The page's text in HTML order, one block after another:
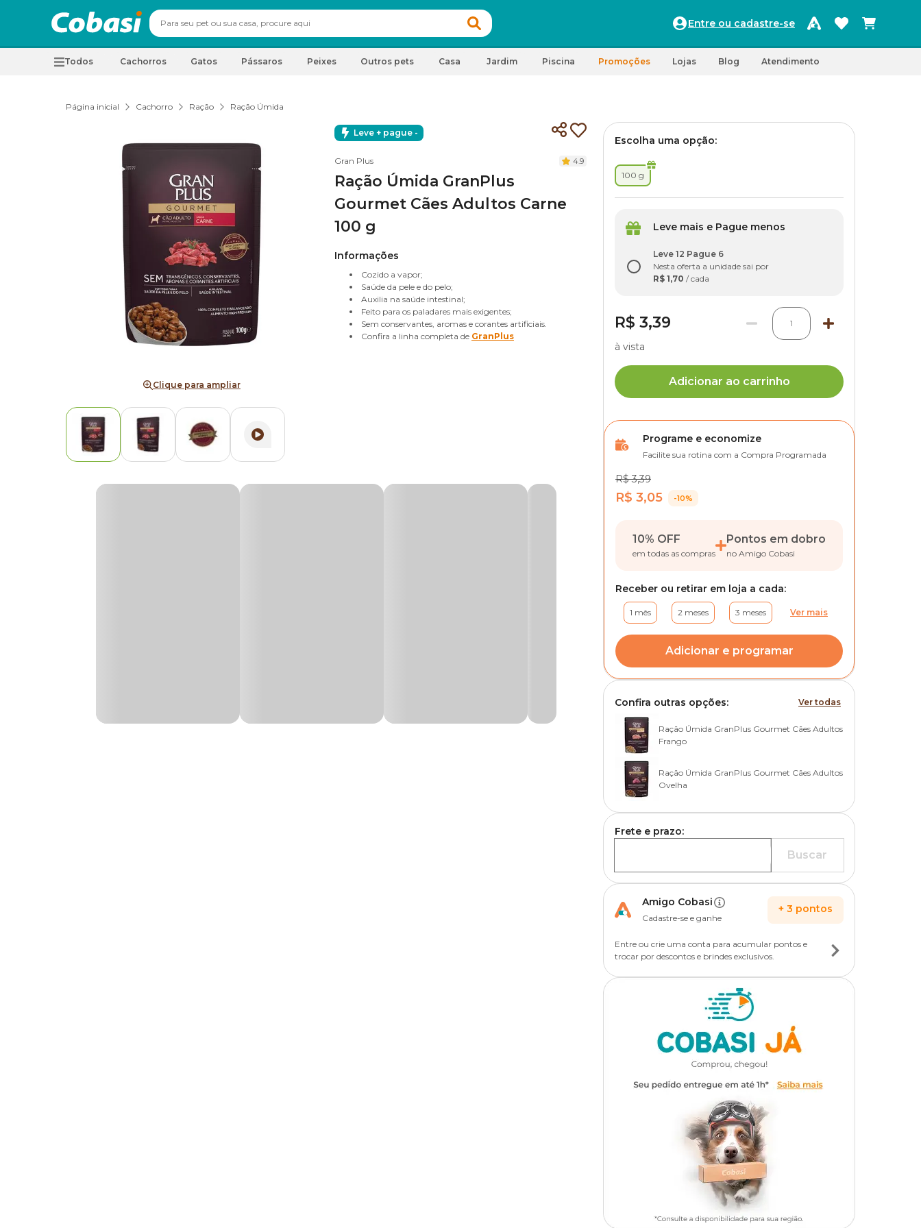
Entre ou cadastre-se
Todos Cachorros Gatos Pássaros Peixes Outros pets Casa Jardim Piscina Promoções Lojas Blog Atendimento
Página inicial Cachorro Ração Ração Úmida
Clique para ampliar
Leve + pague -
Gran Plus 4.9
Ração Úmida GranPlus
Gourmet Cães Adultos Carne
100 g
Informações
Cozido a vapor;
Saúde da pele e do pelo;
Auxilia na saúde intestinal;
Feito para os paladares mais exigentes;
Sem conservantes, aromas e corantes artificiais.
Confira a linha completa de GranPlus
Escolha uma opção:
100 g
Leve mais e Pague menos
Leve 12 Pague 6
Nesta oferta a unidade sai por
R$ 1,70 / cada
R$ 3,39 1
à vista
Adicionar ao carrinho
Programe e economize
Facilite sua rotina com a Compra Programada
R$ 3,39
R$ 3,05 -10%
10% OFF
em todas as compras
Pontos em dobro
no Amigo Cobasi
Receber ou retirar em loja a cada:
1 mês 2 meses 3 meses Ver mais
Adicionar e programar
Confira outras opções: Ver todas
Ração Úmida GranPlus Gourmet Cães Adultos
Frango
Ração Úmida GranPlus Gourmet Cães Adultos
Ovelha
Frete e prazo:
Buscar
Amigo Cobasi
Cadastre-se e ganhe
+ 3 pontos
Entre ou crie uma conta para acumular pontos e
trocar por descontos e brindes exclusivos.